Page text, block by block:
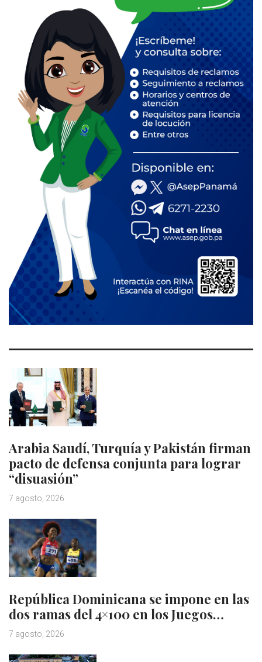
Arabia Saudí, Turquía y Pakistán firman
pacto de defensa conjunta para lograr
“disuasión”
7 agosto, 2026
República Dominicana se impone en las
dos ramas del 4×100 en los Juegos…
7 agosto, 2026